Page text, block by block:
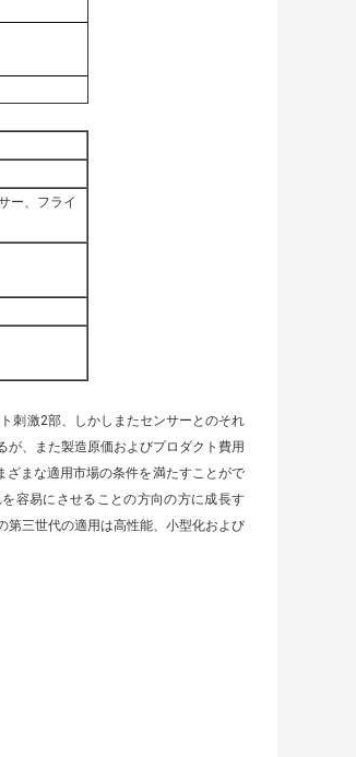
ー、フライ
刺激2部、しかしまたセンサーとのそれ
、また製造原価およびプロダクト費用
ざまな適用市場の条件を満たすことがで
容易にさせることの方向の方に成長す
第三世代の適用は高性能、小型化および